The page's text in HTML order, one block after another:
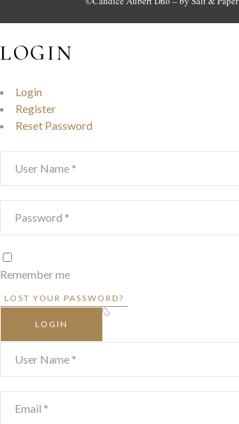
LOGIN
Login
Register
Reset Password
Remember me
LOST YOUR PASSWORD?
LOGIN